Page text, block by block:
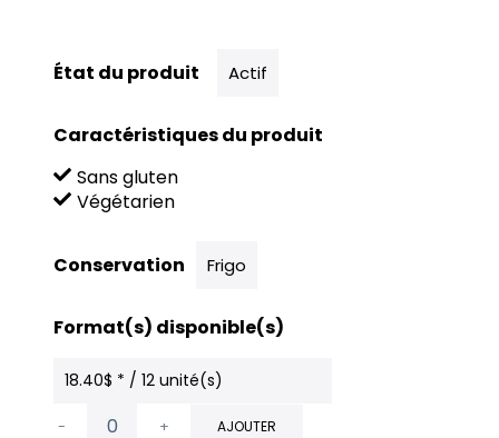
État du produit Actif
Caractéristiques du produit
Sans gluten
Végétarien
Conservation Frigo
Format(s) disponible(s)
18.40$ * / 12 unité(s)
- + AJOUTER